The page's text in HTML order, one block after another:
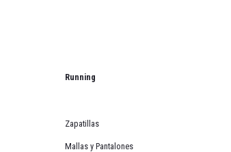
Running
Zapatillas
Mallas y Pantalones